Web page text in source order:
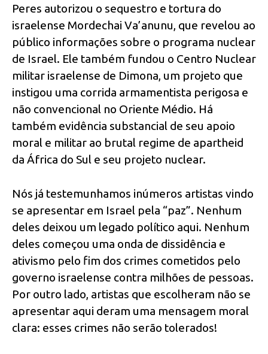
Peres autorizou o sequestro e tortura do
israelense Mordechai Va’anunu, que revelou ao
público informações sobre o programa nuclear
de Israel. Ele também fundou o Centro Nuclear
militar israelense de Dimona, um projeto que
instigou uma corrida armamentista perigosa e
não convencional no Oriente Médio. Há
também evidência substancial de seu apoio
moral e militar ao brutal regime de apartheid
da África do Sul e seu projeto nuclear.
Nós já testemunhamos inúmeros artistas vindo
se apresentar em Israel pela “paz”. Nenhum
deles deixou um legado político aqui. Nenhum
deles começou uma onda de dissidência e
ativismo pelo fim dos crimes cometidos pelo
governo israelense contra milhões de pessoas.
Por outro lado, artistas que escolheram não se
apresentar aqui deram uma mensagem moral
clara: esses crimes não serão tolerados!